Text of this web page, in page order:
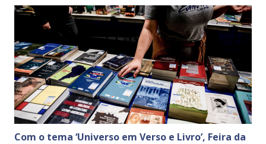
Com o tema ‘Universo em Verso e Livro’, Feira da